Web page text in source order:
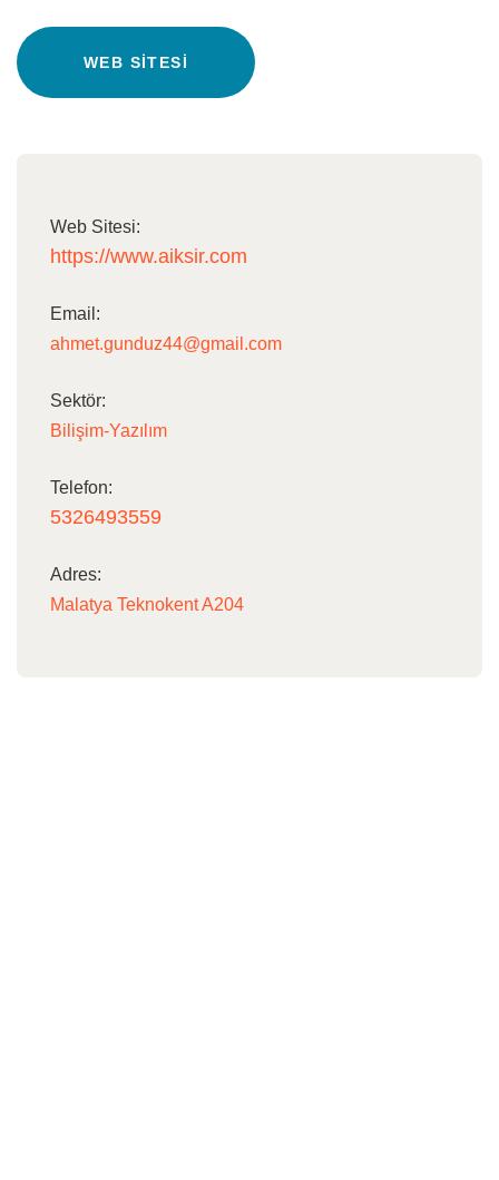
WEB SITESI
Web Sitesi:
https://www.aiksir.com
Email:
ahmet.gunduz44@gmail.com
Sektör:
Bilişim-Yazılım
Telefon:
5326493559
Adres:
Malatya Teknokent A204